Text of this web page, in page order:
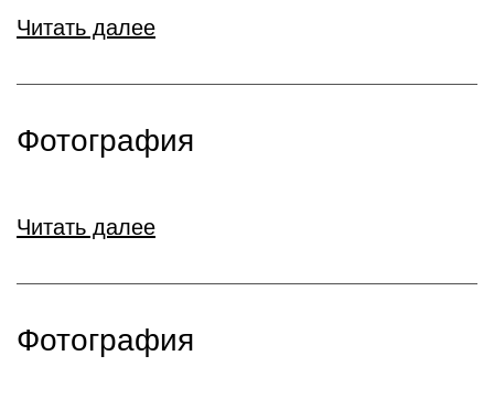
Читать далее
Фотография
Читать далее
Фотография